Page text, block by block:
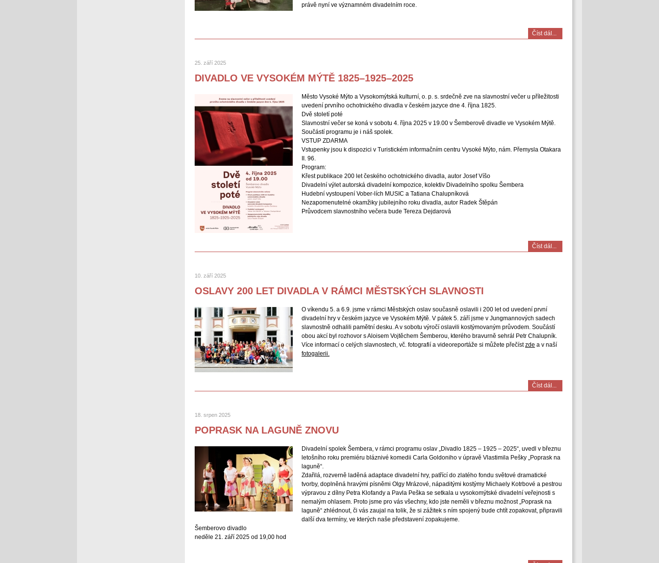
právě nyní ve významném divadelním roce.
Číst dál...
25. září 2025
DIVADLO VE VYSOKÉM MÝTĚ 1825–1925–2025
Město Vysoké Mýto a Vysokomýtská kulturní, o. p. s. srdečně zve na slavnostní večer u příležitosti
uvedení prvního ochotnického divadla v českém jazyce dne 4. října 1825.
Dvě století poté
Slavnostní večer se koná v sobotu 4. října 2025 v 19.00 v Šemberově divadle ve Vysokém Mýtě.
Součástí programu je i náš spolek.
VSTUP ZDARMA
Vstupenky jsou k dispozici v Turistickém informačním centru Vysoké Mýto, nám. Přemysla Otakara
II. 96.
Program:
Křest publikace 200 let českého ochotnického divadla, autor Josef Víšo
Divadelní výlet autorská divadelní kompozice, kolektiv Divadelního spolku Šembera
Hudební vystoupení Vober-lích MUSIC a Tatiana Chalupníková
Nezapomenutelné okamžiky jubilejního roku divadla, autor Radek Štěpán
Průvodcem slavnostního večera bude Tereza Dejdarová
Číst dál...
10. září 2025
OSLAVY 200 LET DIVADLA V RÁMCI MĚSTSKÝCH SLAVNOSTI
O víkendu 5. a 6.9. jsme v rámci Městských oslav současně oslavili i 200 let od uvedení první
divadelní hry v českém jazyce ve Vysokém Mýtě. V pátek 5. září jsme v Jungmannových sadech
slavnostně odhalili pamětní desku. A v sobotu výročí oslavili kostýmovaným průvodem. Součástí
obou akcí byl rozhovor s Aloisem Vojtěchem Šemberou, kterého bravurně sehrál Petr Chalupník.
Více informací o celých slavnostech, vč. fotografií a videoreportáže si můžete přečístzde a v naší
fotogalerii.
Číst dál...
18. srpen 2025
POPRASK NA LAGUNĚ ZNOVU
Divadelní spolek Šembera, v rámci programu oslav „Divadlo 1825 – 1925 – 2025“, uvedl v březnu
letošního roku premiéru bláznivé komedii Carla Goldoniho v úpravě Vlastimila Pešky „Poprask na
laguně“.
Zdařilá, rozverně laděná adaptace divadelní hry, patřící do zlatého fondu světové dramatické
tvorby, doplněná hravými písněmi Olgy Mrázové, nápaditými kostýmy Michaely Kotrbové a pestrou
výpravou z dílny Petra Klofandy a Pavla Peška se setkala u vysokomýtské divadelní veřejnosti s
nemalým ohlasem. Proto jsme pro vás všechny, kdo jste neměli v březnu možnost „Poprask na
laguně“ zhlédnout, či vás zaujal na tolik, že si zážitek s ním spojený bude chtít zopakovat, připravili
další dva termíny, ve kterých naše představení zopakujeme.
Šemberovo divadlo
neděle 21. září 2025 od 19,00 hod